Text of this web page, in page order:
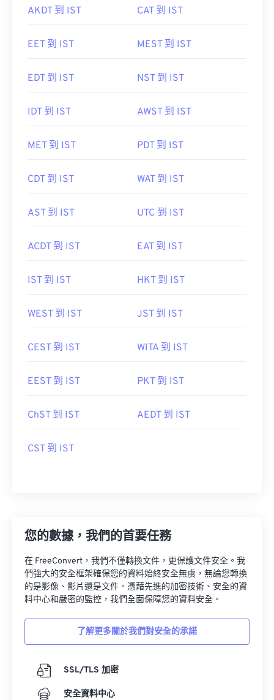
AKDT 到 IST CAT 到 IST
EET 到 IST MEST 到 IST
EDT 到 IST NST 到 IST
IDT 到 IST AWST 到 IST
MET 到 IST PDT 到 IST
CDT 到 IST WAT 到 IST
AST 到 IST UTC 到 IST
ACDT 到 IST EAT 到 IST
IST 到 IST HKT 到 IST
WEST 到 IST JST 到 IST
CEST 到 IST WITA 到 IST
EEST 到 IST PKT 到 IST
ChST 到 IST AEDT 到 IST
CST 到 IST
您的數據，我們的首要任務
在 FreeConvert，我們不僅轉換文件，更保護文件安全。我
們強大的安全框架確保您的資料始終安全無虞，無論您轉換
的是影像、影片還是文件。憑藉先進的加密技術、安全的資
料中心和嚴密的監控，我們全面保障您的資料安全。
了解更多關於我們對安全的承諾
SSL/TLS 加密
安全資料中心